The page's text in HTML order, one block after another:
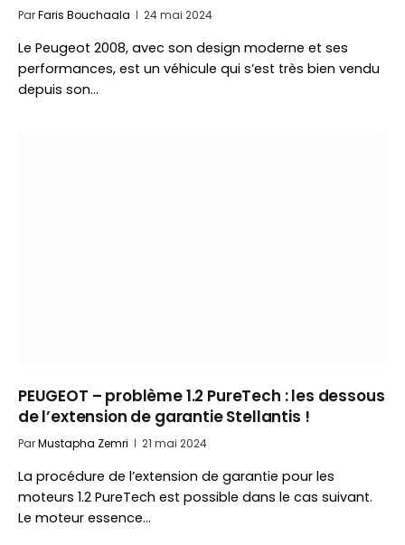
ParFaris Bouchaala 24 mai 2024
Le Peugeot 2008, avec son design moderne et ses
performances, est un véhicule qui s’est très bien vendu
depuis son…
PEUGEOT – problème 1.2 PureTech : les dessous
de l’extension de garantie Stellantis !
ParMustapha Zemri 21 mai 2024
La procédure de l’extension de garantie pour les
moteurs 1.2 PureTech est possible dans le cas suivant.
Le moteur essence…